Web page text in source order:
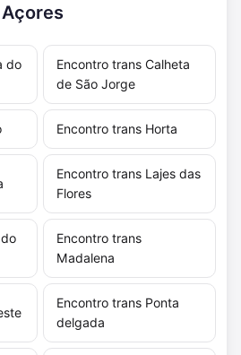
do
Encontro trans Calheta
de São Jorge
Encontro trans Horta
Encontro trans Lajes das
Flores
Encontro trans
Madalena
Encontro trans Ponta
delgada